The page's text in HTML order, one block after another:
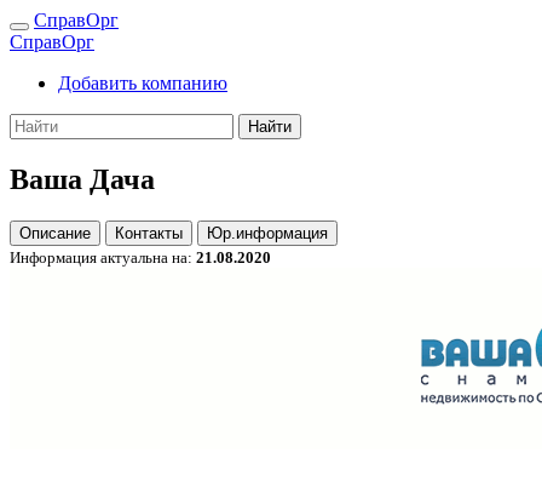
СправОрг
СправОрг
Добавить компанию
Найти
Ваша Дача
Описание Контакты
Юр.информация
Информация актуальна на: 21.08.2020